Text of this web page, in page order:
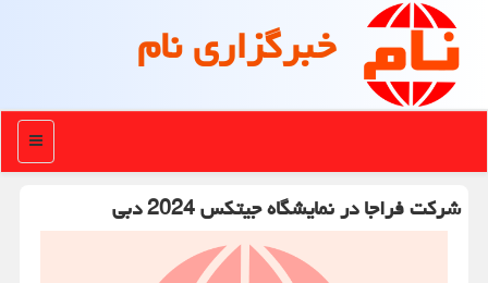
خبرگزاری نام
منو
شرکت فراجا در نمایشگاه جیتکس 2024 دبی